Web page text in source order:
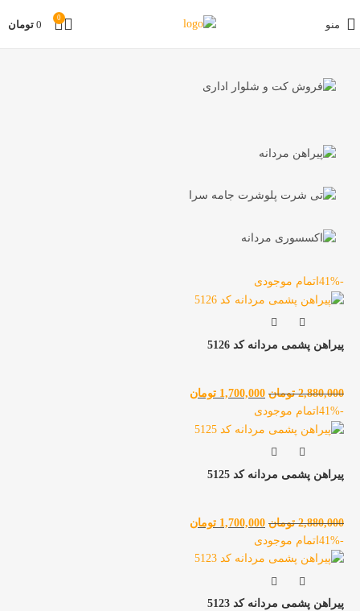
منو
0
0 تومان
-41% اتمام موجودی
پیراهن پشمی مردانه کد 5126
2,880,000 تومان 1,700,000 تومان
-41%
اتمام موجودی
پیراهن پشمی مردانه کد 5125
2,880,000 تومان 1,700,000 تومان
-41%
اتمام موجودی
پیراهن پشمی مردانه کد 5123